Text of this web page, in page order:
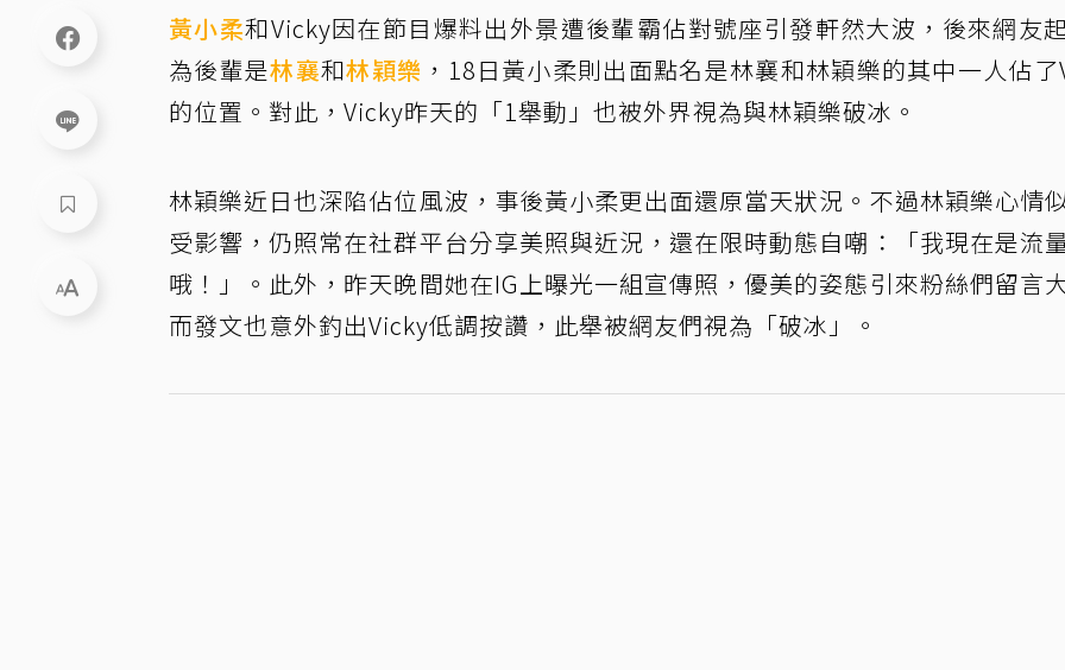
黃小柔和Vicky因在節目爆料出外景遭後輩霸佔對號座引發軒然大波，後來網友
為後輩是林襄和林穎樂 ，18日黃小柔則出面點名是林襄和林穎樂的其中一人佔
的位置。對此，Vicky昨天的「1舉動」也被外界視為與林穎樂破冰。
林穎樂近日也深陷佔位風波，事後黃小柔更出面還原當天狀況。不過林穎樂心情
受影響，仍照常在社群平台分享美照與近況，還在限時動態自嘲：「我現在是流
哦！」。此外，昨天晚間她在IG上曝光一組宣傳照，優美的姿態引來粉絲們留言
而發文也意外釣出Vicky低調按讚，此舉被網友們視為「破冰」。